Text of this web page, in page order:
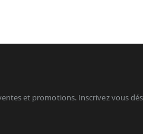
et promotions. Inscrivez vous